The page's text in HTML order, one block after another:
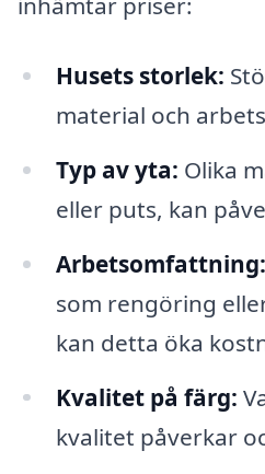
Husets storlek:
material och
Typ av yta: Olika
eller puts, kan
Arbetsomfattning:
som rengöring
kan detta öka
Kvalitet på färg:
kvalitet påverkar